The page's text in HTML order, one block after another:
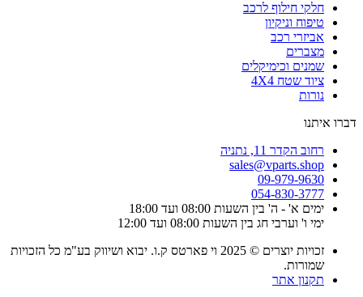
חלקי חילוף לרכב
טיפוח וניקיון
אביזרי רכב
מצברים
שמנים וכימיקלים
ציוד שטח 4X4
נורות
דברו איתנו
רחוב הקדר 11, נתניה
sales@vparts.shop
09-979-9630
054-830-3777
ימים א' - ה' בין השעות 08:00 ועד 18:00
ימי ו' וערבי חג בין השעות 08:00 ועד 12:00
זכויות יוצרים © 2025 וי פארטס ק.ו. יבוא ושיווק בע"מ כל הזכויות
שמורות.
תקנון אתר